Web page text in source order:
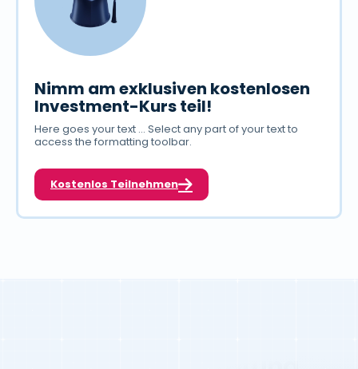
Nimm am exklusiven kostenlosen
Investment-Kurs teil!
Here goes your text ... Select any part of your text to
access the formatting toolbar.
Kostenlos Teilnehmen